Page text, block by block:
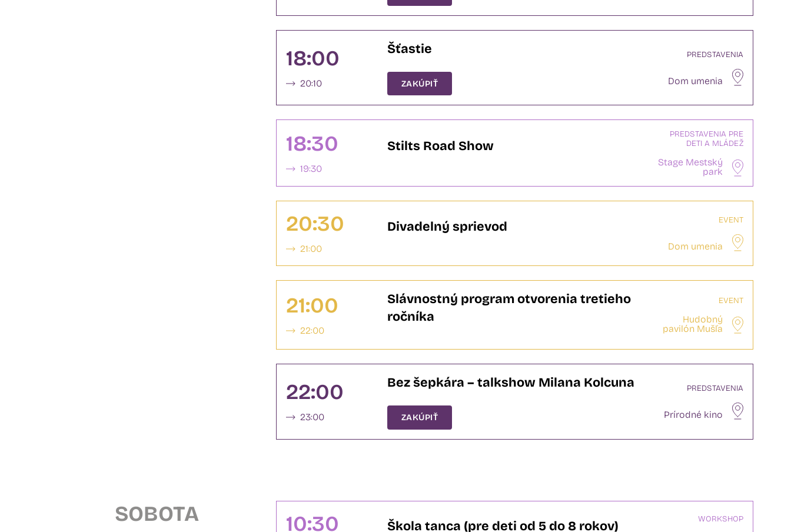
18:00
20:10
Šťastie
ZAKÚPIŤ
PREDSTAVENIA
Dom umenia
18:30
19:30
Stilts Road Show
PREDSTAVENIA PRE
DETI A MLÁDEŽ
Stage Mestský
park
20:30
21:00
Divadelný sprievod EVENT
Dom umenia
21:00
22:00
Slávnostný program otvorenia tretieho
ročníka
EVENT
Hudobný
pavilón Mušľa
22:00
23:00
Bez šepkára – talkshow Milana Kolcuna
ZAKÚPIŤ
PREDSTAVENIA
Prírodné kino
SOBOTA 10:30 Škola tanca (pre deti od 5 do 8 rokov) WORKSHOP